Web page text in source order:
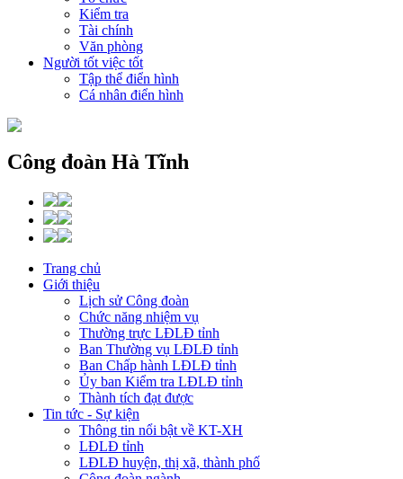
Kiểm tra
Tài chính
Văn phòng
Người tốt việc tốt
Tập thể điển hình
Cá nhân điển hình
Công đoàn Hà Tĩnh
Trang chủ
Giới thiệu
Lịch sử Công đoàn
Chức năng nhiệm vụ
Thường trực LĐLĐ tỉnh
Ban Thường vụ LĐLĐ tỉnh
Ban Chấp hành LĐLĐ tỉnh
Ủy ban Kiểm tra LĐLĐ tỉnh
Thành tích đạt được
Tin tức - Sự kiện
Thông tin nổi bật về KT-XH
LĐLĐ tỉnh
LĐLĐ huyện, thị xã, thành phố